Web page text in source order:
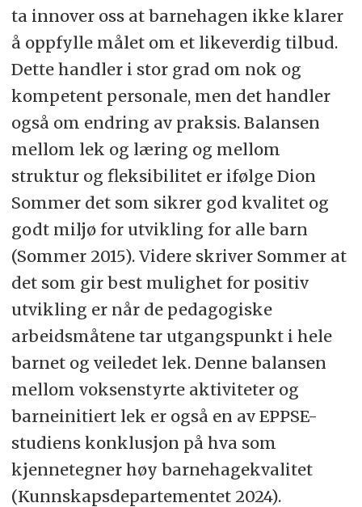
ta innover oss at barnehagen ikke klarer
å oppfylle målet om et likeverdig tilbud.
Dette handler i stor grad om nok og
kompetent personale, men det handler
også om endring av praksis. Balansen
mellom lek og læring og mellom
struktur og fleksibilitet er ifølge Dion
Sommer det som sikrer god kvalitet og
godt miljø for utvikling for alle barn
(Sommer 2015). Videre skriver Sommer at
det som gir best mulighet for positiv
utvikling er når de pedagogiske
arbeidsmåtene tar utgangspunkt i hele
barnet og veiledet lek. Denne balansen
mellom voksenstyrte aktiviteter og
barneinitiert lek er også en av EPPSE-
studiens konklusjon på hva som
kjennetegner høy barnehagekvalitet
(Kunnskapsdepartementet 2024).